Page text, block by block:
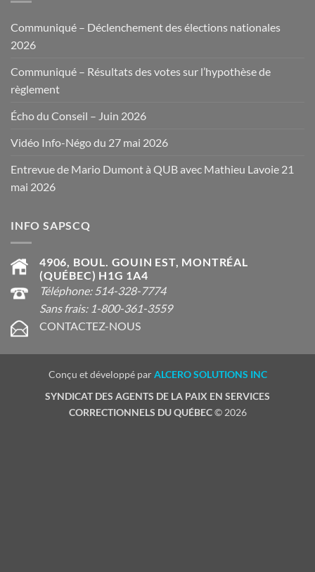
Communiqué – Déclenchement des élections nationales
2026
Communiqué – Résultats des votes sur l’hypothèse de
règlement
Écho du Conseil – Juin 2026
Vidéo Info-Négo du 27 mai 2026
Entrevue de Mario Dumont à QUB avec Mathieu Lavoie 21
mai 2026
INFO SAPSCQ
4906, BOUL. GOUIN EST, MONTRÉAL
(QUÉBEC) H1G 1A4
Téléphone: 514-328-7774
Sans frais: 1-800-361-3559
CONTACTEZ-NOUS
Conçu et développé parALCERO SOLUTIONS INC
SYNDICAT DES AGENTS DE LA PAIX EN SERVICES
CORRECTIONNELS DU QUÉBEC© 2026